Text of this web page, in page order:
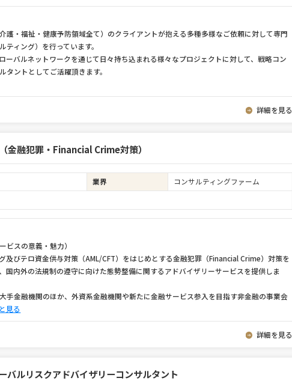
護・福祉・健康予防領域全て）のクライアントが抱える多種多様なご依頼に対して専門
ティング）を行っています。
ーバルネットワークを通じて日々持ち込まれる様々なプロジェクトに対して、戦略コン
タントとしてご活躍頂きます。
詳細を見る
金融犯罪・Financial Crime対策）
業界
コンサルティングファーム
スの意義・魅力）
及びテロ資金供与対策（AML/CFT）をはじめとする金融犯罪（Financial Crime）対策を
国内外の法規制の遵守に向けた態勢整備に関するアドバイザリーサービスを提供しま
手金融機関のほか、外資系金融機関や新たに金融サービス参入を目指す非金融の事業会
見る
詳細を見る
バルリスクアドバイザリーコンサルタント